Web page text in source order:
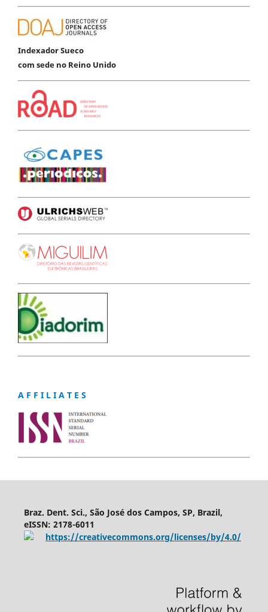
Indexador Sueco
com sede no Reino Unido
A F F I L I A T E S
Braz. Dent. Sci., São José dos Campos, SP, Brazil,
eISSN: 2178-6011
https://creativecommons.org/licenses/by/4.0/